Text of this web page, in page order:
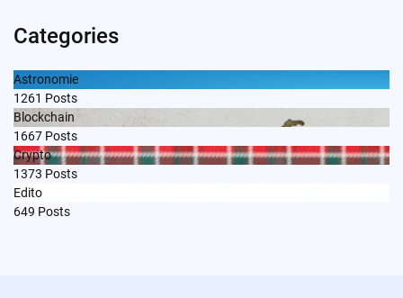
Categories
Astronomie
1261 Posts
Blockchain
1667 Posts
Crypto
1373 Posts
Edito
649 Posts